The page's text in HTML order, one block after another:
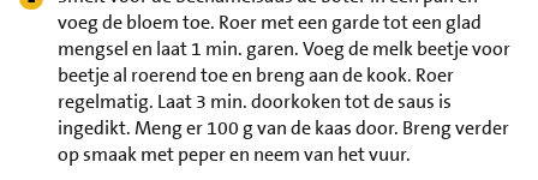
voeg de bloem toe. Roer met een garde tot een glad
mengsel en laat 1 min. garen. Voeg de melk beetje voor
beetje al roerend toe en breng aan de kook. Roer
regelmatig. Laat 3 min. doorkoken tot de saus is
ingedikt. Meng er 100 g van de kaas door. Breng verder
op smaak met peper en neem van het vuur.